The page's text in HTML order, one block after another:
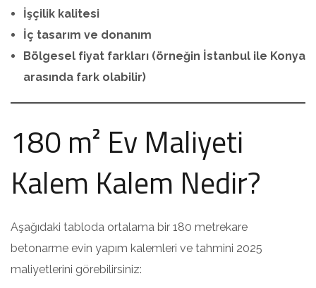
İşçilik kalitesi
İç tasarım ve donanım
Bölgesel fiyat farkları (örneğin İstanbul ile Konya
arasında fark olabilir)
180 m² Ev Maliyeti
Kalem Kalem Nedir?
Aşağıdaki tabloda ortalama bir 180 metrekare
betonarme evin yapım kalemleri ve tahmini 2025
maliyetlerini görebilirsiniz: